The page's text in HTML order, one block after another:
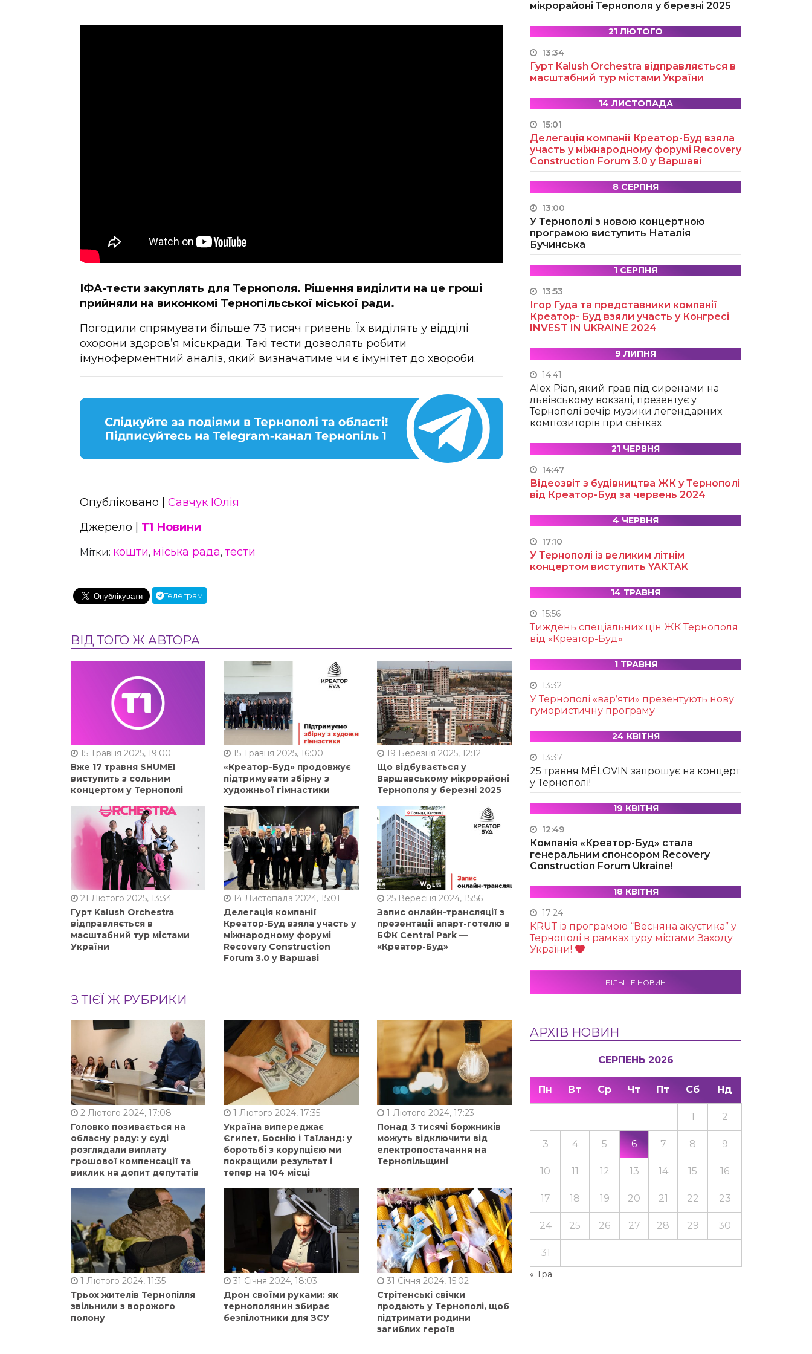
ІФА-тести закуплять для Тернополя. Рішення виділити на це гроші
прийняли на виконкомі Тернопільської міської ради.
Погодили спрямувати більше 73 тисяч гривень. Їх виділять у відділі
охорони здоров’я міськради. Такі тести дозволять робити
імуноферментний аналіз, який визначатиме чи є імунітет до хвороби.
Опубліковано | Савчук Юлія
Джерело | Т1 Новини
Мітки: кошти, міська рада, тести
Телеграм
ВІД ТОГО Ж АВТОРА
15 Травня 2025, 19:00
Вже 17 травня SHUMEI
виступить з сольним
концертом у Тернополі
15 Травня 2025, 16:00
«Креатор-Буд» продовжує
підтримувати збірну з
художньої гімнастики
19 Березня 2025, 12:12
Що відбувається у
Варшавському мікрорайоні
Тернополя у березні 2025
21 Лютого 2025, 13:34
Гурт Kalush Orchestra
відправляється в
масштабний тур містами
України
14 Листопада 2024, 15:01
Делегація компанії
Креатор-Буд взяла участь у
міжнародному форумі
Recovery Construction
Forum 3.0 у Варшаві
25 Вересня 2024, 15:56
Запис онлайн-трансляції з
презентації апарт-готелю в
БФК Central Park —
«Креатор-Буд»
З ТІЄЇ Ж РУБРИКИ
2 Лютого 2024, 17:08
Головко позивається на
обласну раду: у суді
розглядали виплату
грошової компенсації та
виклик на допит депутатів
1 Лютого 2024, 17:35
Україна випереджає
Єгипет, Боснію і Таїланд: у
боротьбі з корупцією ми
покращили результат і
тепер на 104 місці
1 Лютого 2024, 17:23
Понад 3 тисячі боржників
можуть відключити від
електропостачання на
Тернопільщині
1 Лютого 2024, 11:35
Трьох жителів Тернопілля
звільнили з ворожого
полону
31 Січня 2024, 18:03
Дрон своїми руками: як
тернополянин збирає
безпілотники для ЗСУ
31 Січня 2024, 15:02
Стрітенські свічки
продають у Тернополі, щоб
підтримати родини
загиблих героїв
мікрорайоні Тернополя у березні 2025
21 ЛЮТОГО
13:34
Гурт Kalush Orchestra відправляється в
масштабний тур містами України
14 ЛИСТОПАДА
15:01
Делегація компанії Креатор-Буд взяла
участь у міжнародному форумі Recovery
Construction Forum 3.0 у Варшаві
8 СЕРПНЯ
13:00
У Тернополі з новою концертною
програмою виступить Наталія
Бучинська
1 СЕРПНЯ
13:53
Ігор Гуда та представники компанії
Креатор- Буд взяли участь у Конгресі
INVEST IN UKRAINE 2024
9 ЛИПНЯ
14:41
Alex Pian, який грав під сиренами на
львівському вокзалі, презентує у
Тернополі вечір музики легендарних
композиторів при свічках
21 ЧЕРВНЯ
14:47
Відеозвіт з будівництва ЖК у Тернополі
від Креатор-Буд за червень 2024
4 ЧЕРВНЯ
17:10
У Тернополі із великим літнім
концертом виступить YAKTAK
14 ТРАВНЯ
15:56
Тиждень спеціальних цін ЖК Тернополя
від «Креатор-Буд»
1 ТРАВНЯ
13:32
У Тернополі «вар’яти» презентують нову
гумористичну програму
24 КВІТНЯ
13:37
25 травня MÉLOVIN запрошує на концерт
у Тернополі!
19 КВІТНЯ
12:49
Компанія «Креатор-Буд» стала
генеральним спонсором Recovery
Construction Forum Ukraine!
18 КВІТНЯ
17:24
KRUТ із програмою “Весняна акустика” у
Тернополі в рамках туру містами Заходу
України!
БІЛЬШЕ НОВИН
АРХІВ НОВИН
СЕРПЕНЬ 2026
Пн Вт Ср Чт Пт Сб Нд
« Тра
1 2
3 4 5 6 7 8 9
10 11 12 13 14 15 16
17 18 19 20 21 22 23
24 25 26 27 28 29 30
31